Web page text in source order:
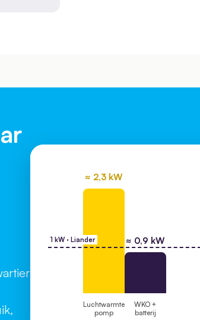
1 kW · Liander
≈ 2,3 kW
≈ 0,9 kW
Luchtwarmte
pomp
WKO +
batterij